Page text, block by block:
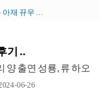
아재 뀨우 ...
기 ..
양 출연 성룡, 류 하오
06-26